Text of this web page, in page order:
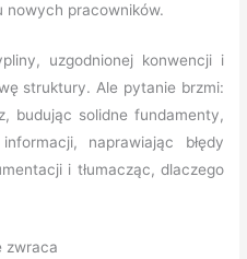
nowych pracowników.
uzgodnionej konwencji i
struktury. Ale pytanie brzmi:
budując solidne fundamenty,
naprawiając błędy
i tłumacząc, dlaczego
zwraca